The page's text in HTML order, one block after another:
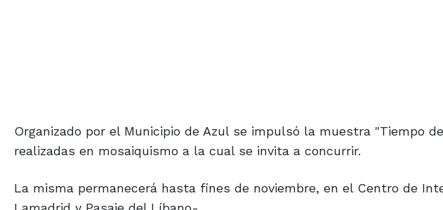
Organizado por el Municipio de Azul se impulsó la muestra "Tiempo
realizadas en mosaiquismo a la cual se invita a concurrir.
La misma permanecerá hasta fines de noviembre, en el Centro de